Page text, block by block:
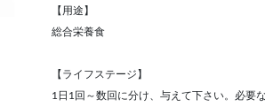
【用途】
総合栄養食
【ライフステージ】
1日1回～数回に分け、与えて下さい。必要